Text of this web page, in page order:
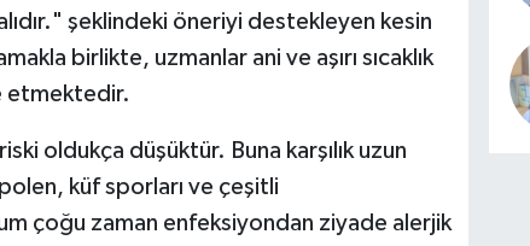
şeklindeki öneriyi destekleyen kesin
birlikte, uzmanlar ani ve aşırı sıcaklık
etmektedir.
oldukça düşüktür. Buna karşılık uzun
küf sporları ve çeşitli
çoğu zaman enfeksiyondan ziyade alerjik